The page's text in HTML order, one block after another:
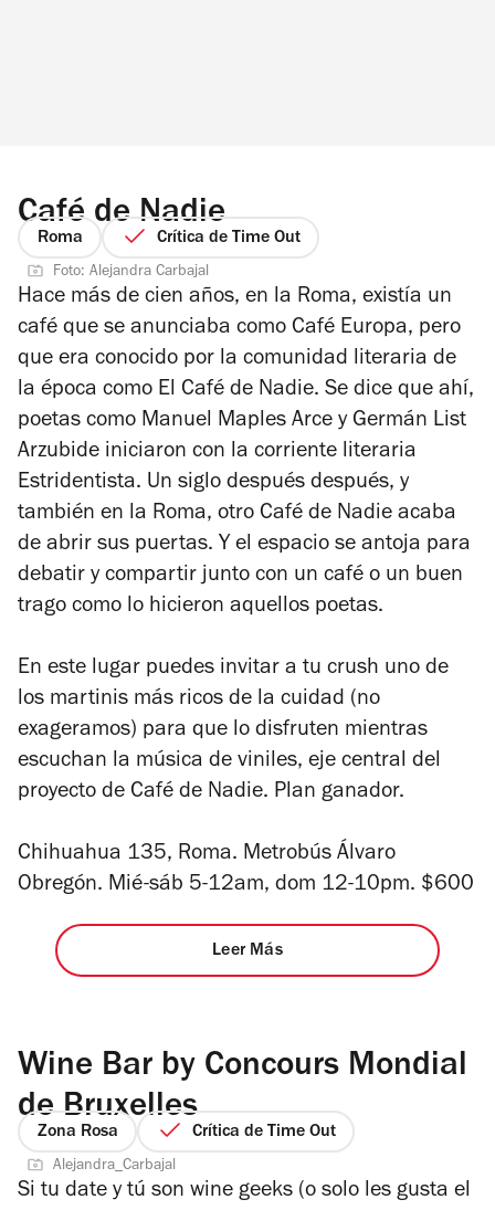
Café de Nadie
Roma Crítica de Time Out
Foto: Alejandra Carbajal
Hace más de cien años, en la Roma, existía un
café que se anunciaba como Café Europa, pero
que era conocido por la comunidad literaria de
la época como El Café de Nadie. Se dice que ahí,
poetas como Manuel Maples Arce y Germán List
Arzubide iniciaron con la corriente literaria
Estridentista. Un siglo después después, y
también en la Roma, otro Café de Nadie acaba
de abrir sus puertas. Y el espacio se antoja para
debatir y compartir junto con un café o un buen
trago como lo hicieron aquellos poetas.
En este lugar puedes invitar a tu crush uno de
los martinis más ricos de la cuidad (no
exageramos) para que lo disfruten mientras
escuchan la música de viniles, eje central del
proyecto de Café de Nadie. Plan ganador.
Chihuahua 135, Roma. Metrobús Álvaro
Obregón. Mié-sáb 5-12am, dom 12-10pm. $600
Leer Más
Wine Bar by Concours Mondial
de Bruxelles
Zona Rosa Crítica de Time Out
Alejandra_Carbajal
Si tu date y tú son wine geeks (o solo les gusta el